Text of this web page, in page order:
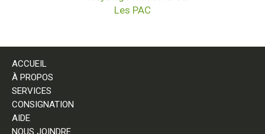
ACCUEIL
À PROPOS
SERVICES
CONSIGNATION
AIDE
NOUS JOINDRE